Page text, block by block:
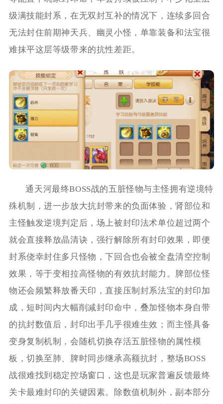
级满技能封系，在无双封互补的情况下，连续多回合
无法封住前期神天兵、幽灵小怪，单靠装备和法宝很
难抹平这层等级带来的抗性差距。
通天河最终BOSS战的五脏怪物与主怪拥有逆境特
殊机制，进一步放大抗封带来的负面体验，肾部位和
主怪触发逆境判定后，场上被封印法术单位超过两个
就会直接释放晶清诀，强行解除所有封印效果，即便
封系侥幸封住多只怪物，下回合也会被全盘清空控制
效果，等于变相拉高怪物的有效抗封能力。脾部位怪
物还会频繁释放番天印，直接压制封系法宝的封印加
成，短时间内大幅削减封印命中，叠加怪物本身自带
的抗封数值后，封印出手几乎很难生效；而主怪具备
变身复制机制，会随机切换存活五脏怪物的属性模
板，切换至肺、脾时同步继承高额抗封，整场BOSS
战很难找到稳定控场窗口，这也是玩家普遍反馈最终
关卡最难封印的关键因素。除数值机制外，副本部分